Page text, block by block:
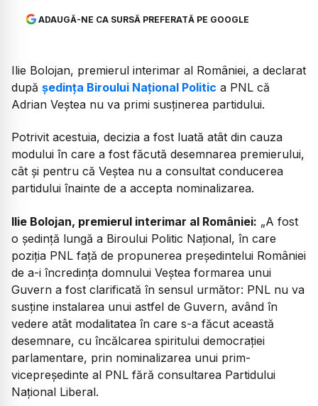
ADAUGĂ-NE CA SURSĂ PREFERATĂ PE GOOGLE
Ilie Bolojan, premierul interimar al României, a declarat
după ședința Biroului Național Politic a PNL că
Adrian Veștea nu va primi susținerea partidului.
Potrivit acestuia, decizia a fost luată atât din cauza
modului în care a fost făcută desemnarea premierului,
cât și pentru că Veștea nu a consultat conducerea
partidului înainte de a accepta nominalizarea.
Ilie Bolojan, premierul interimar al României: „A fost
o ședință lungă a Biroului Politic Național, în care
poziția PNL față de propunerea președintelui României
de a-i încredința domnului Veștea formarea unui
Guvern a fost clarificată în sensul următor: PNL nu va
susține instalarea unui astfel de Guvern, având în
vedere atât modalitatea în care s-a făcut această
desemnare, cu încălcarea spiritului democrației
parlamentare, prin nominalizarea unui prim-
vicepreședinte al PNL fără consultarea Partidului
Național Liberal.